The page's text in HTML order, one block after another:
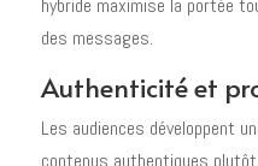
hybride maximise la portée
des messages.
Authenticité et
Les audiences développent